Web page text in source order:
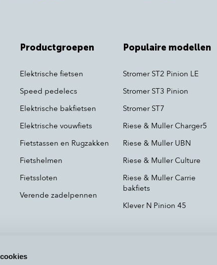
Productgroepen
Elektrische fietsen
Speed pedelecs
Elektrische bakfietsen
Elektrische vouwfiets
Fietstassen en Rugzakken
Fietshelmen
Fietssloten
Verende zadelpennen
Populaire modellen
Stromer ST2 Pinion LE
Stromer ST3 Pinion
Stromer ST7
Riese & Muller Charger5
Riese & Muller UBN
Riese & Muller Culture
Riese & Muller Carrie
bakfiets
Klever N Pinion 45